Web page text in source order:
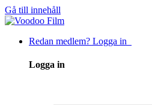
Gå till innehåll
Redan medlem? Logga in
Logga in